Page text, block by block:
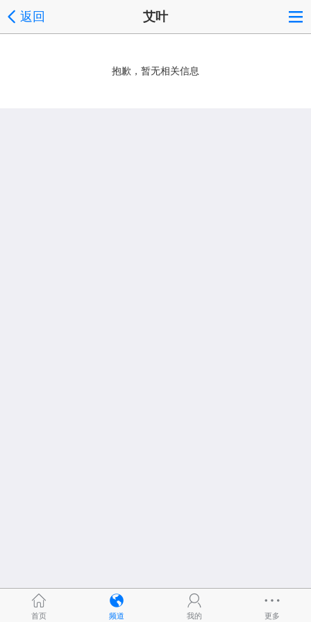
返回 艾叶
抱歉，暂无相关信息
首页 频道 我的 更多